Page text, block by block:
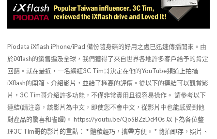
Piodata iXflash iPhone/iPad 備份隨身碟的好用之處已迅速傳播開來。由
於iXflash的銷售遍及全球，我們獲得了來自世界各地許多客戶給予的肯定
回饋。就在最近，一名網紅3C Tim哥決定在他的YouTube頻道上拍攝
iXflash的開箱、介紹影片，並給了極高的評價。從以下的連結可以觀賞影
片，3C Tim哥介紹許多功能，不僅非常實用且很容易操作。 請參考以下
連結(請注意，該影片為中文，即使您不會中文，從影片中也能感受到他
對產品的驚喜和雀躍)。 https://youtu.be/QoSBZzDd40s 以下為各位整
理3C Tim哥的影片的重點： * 體積輕巧，攜帶方便。 * 隨拍即存，照片、